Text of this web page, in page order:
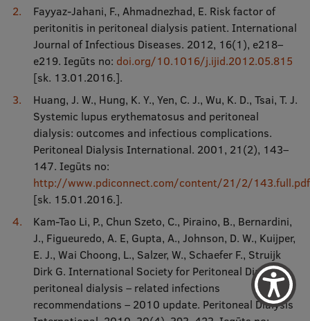
Fayyaz-Jahani, F., Ahmadnezhad, E. Risk factor of
peritonitis in peritoneal dialysis patient. International
Journal of Infectious Diseases. 2012, 16(1), e218–
e219. Iegūts no: doi.org/10.1016/j.ijid.2012.05.815
[sk. 13.01.2016.].
Huang, J. W., Hung, K. Y., Yen, C. J., Wu, K. D., Tsai, T. J.
Systemic lupus erythematosus and peritoneal
dialysis: outcomes and infectious complications.
Peritoneal Dialysis International. 2001, 21(2), 143–
147. Iegūts no:
http://www.pdiconnect.com/content/21/2/143.full.pdf
[sk. 15.01.2016.].
Kam-Tao Li, P., Chun Szeto, C., Piraino, B., Bernardini,
J., Figueuredo, A. E, Gupta, A., Johnson, D. W., Kuijper,
E. J., Wai Choong, L., Salzer, W., Schaefer F., Struijk
Dirk G. International Society for Peritoneal Dialysis:
peritoneal dialysis – related infections
recommendations – 2010 update. Peritoneal Dialysis